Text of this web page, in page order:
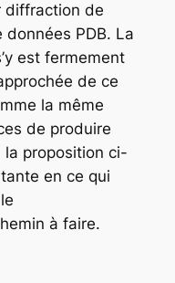
diffraction de
données PDB. La
est fermement
de ce
la même
de produire
la proposition ci-
en ce qui
à faire.